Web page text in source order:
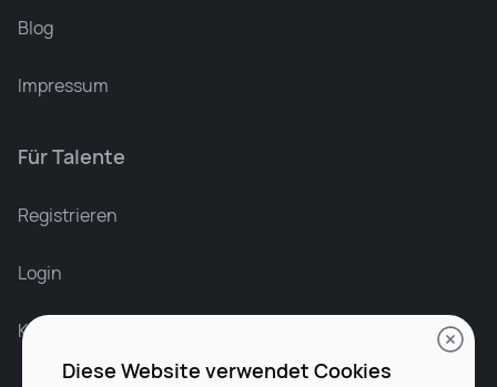
Blog
Impressum
Für Talente
Registrieren
Login
Karriere bei Rocken
Diese Website verwendet Cookies